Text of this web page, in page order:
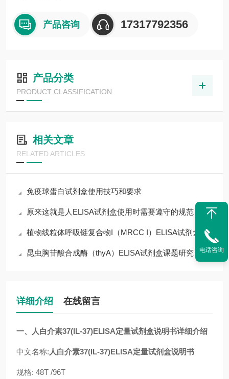
产品咨询 17317792356
产品分类
PRODUCT CLASSIFICATION
相关文章
RELATED ARTICLES
免疫球蛋白试剂盒使用技巧和要求
原来这就是人ELISA试剂盒使用时需要遵守的规范
植物线粒体呼吸链复合物I（MRCC I）ELISA试剂盒
昆虫胸苷酸合成酶（thyA）ELISA试剂盒课题研究
详细介绍 在线留言
一、人白介素37(IL-37)ELISA定量试剂盒说明书详细介绍
中文名称: 人白介素37(IL-37)ELISA定量试剂盒说明书
规格: 48T /96T
电话咨询